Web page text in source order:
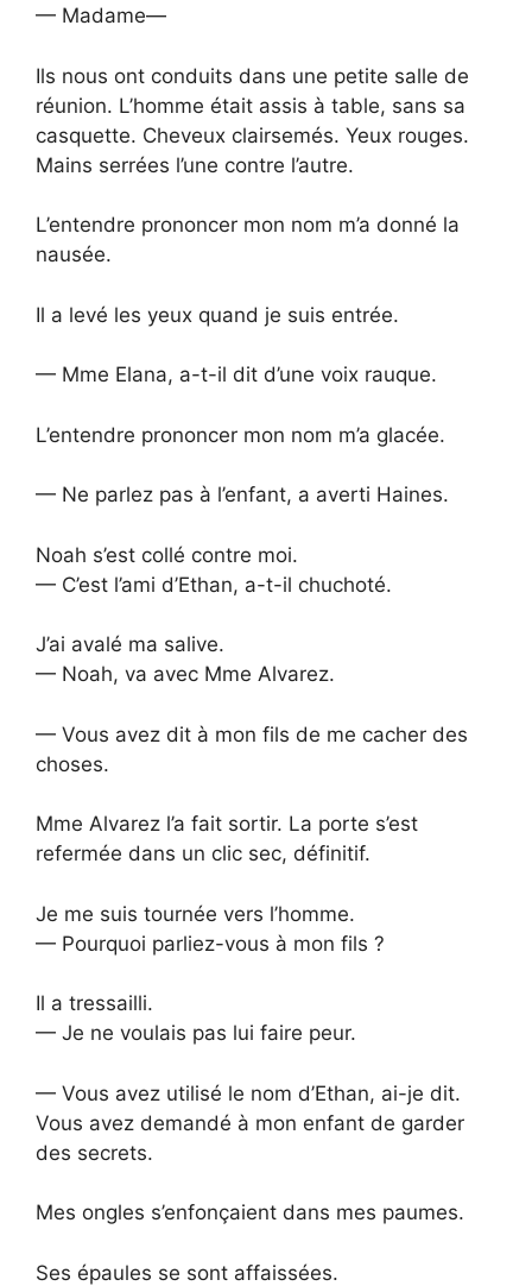
— Madame—
Ils nous ont conduits dans une petite salle de
réunion. L’homme était assis à table, sans sa
casquette. Cheveux clairsemés. Yeux rouges.
Mains serrées l’une contre l’autre.
L’entendre prononcer mon nom m’a donné la
nausée.
Il a levé les yeux quand je suis entrée.
— Mme Elana, a-t-il dit d’une voix rauque.
L’entendre prononcer mon nom m’a glacée.
— Ne parlez pas à l’enfant, a averti Haines.
Noah s’est collé contre moi.
— C’est l’ami d’Ethan, a-t-il chuchoté.
J’ai avalé ma salive.
— Noah, va avec Mme Alvarez.
— Vous avez dit à mon fils de me cacher des
choses.
Mme Alvarez l’a fait sortir. La porte s’est
refermée dans un clic sec, définitif.
Je me suis tournée vers l’homme.
— Pourquoi parliez-vous à mon fils ?
Il a tressailli.
— Je ne voulais pas lui faire peur.
— Vous avez utilisé le nom d’Ethan, ai-je dit.
Vous avez demandé à mon enfant de garder
des secrets.
Mes ongles s’enfonçaient dans mes paumes.
Ses épaules se sont affaissées.